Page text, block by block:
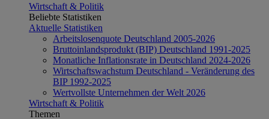
Wirtschaft & Politik
Beliebte Statistiken
Aktuelle Statistiken
Arbeitslosenquote Deutschland 2005-2026
Bruttoinlandsprodukt (BIP) Deutschland 1991-2025
Monatliche Inflationsrate in Deutschland 2024-2026
Wirtschaftswachstum Deutschland - Veränderung des
BIP 1992-2025
Wertvollste Unternehmen der Welt 2026
Wirtschaft & Politik
Themen